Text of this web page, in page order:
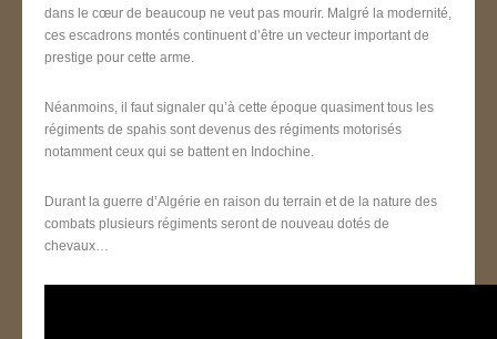
dans le cœur de beaucoup ne veut pas mourir. Malgré la modernité,
ces escadrons montés continuent d’être un vecteur important de
prestige pour cette arme.
Néanmoins, il faut signaler qu’à cette époque quasiment tous les
régiments de spahis sont devenus des régiments motorisés
notamment ceux qui se battent en Indochine.
Durant la guerre d’Algérie en raison du terrain et de la nature des
combats plusieurs régiments seront de nouveau dotés de
chevaux…